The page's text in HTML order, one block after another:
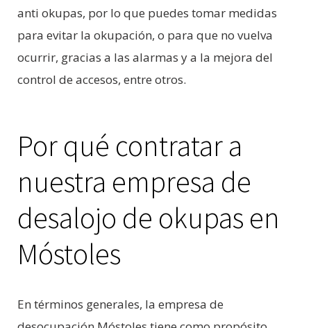
anti okupas, por lo que puedes tomar medidas
para evitar la okupación, o para que no vuelva
ocurrir, gracias a las alarmas y a la mejora del
control de accesos, entre otros.
Por qué contratar a
nuestra empresa de
desalojo de okupas en
Móstoles
En términos generales, la empresa de